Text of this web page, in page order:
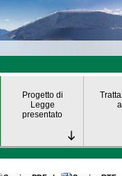
Progetto di
Legge
presentato